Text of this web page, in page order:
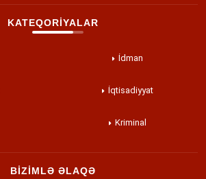
KATEQORİYALAR
İdman
İqtisadiyyat
Kriminal
BİZİMLƏ ƏLAQƏ